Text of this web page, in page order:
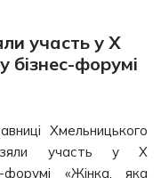
участь у Х
форумі
Хмельницького
взяли участь у Х
форумі «Жінка, яка